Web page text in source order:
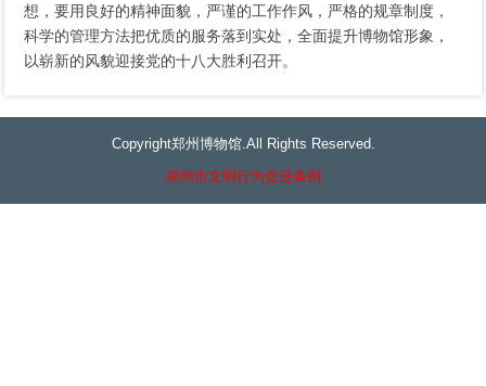
想，要用良好的精神面貌，严谨的工作作风，严格的规章制度，
科学的管理方法把优质的服务落到实处，全面提升博物馆形象，
以崭新的风貌迎接党的十八大胜利召开。
Copyright郑州博物馆.All Rights Reserved.
郑州市文明行为促进条例